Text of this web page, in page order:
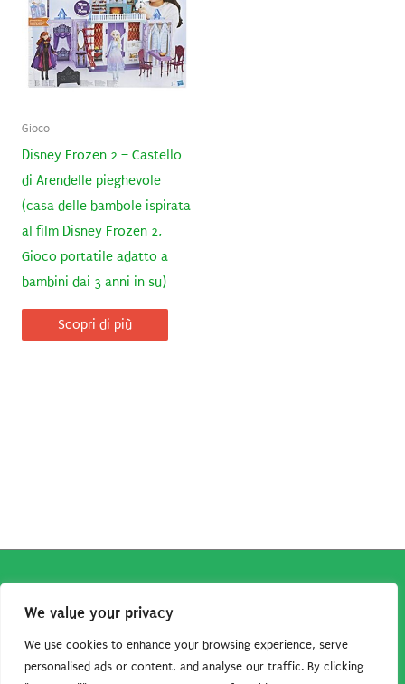
We value your privacy
We use cookies to enhance your browsing experience, serve
personalised ads or content, and analyse our traffic. By clicking
Gioco
Disney Frozen 2 – Castello
di Arendelle pieghevole
(casa delle bambole ispirata
al film Disney Frozen 2,
Gioco portatile adatto a
bambini dai 3 anni in su)
Scopri di più
associato Amazon percepisce dei ricavi da acquisti idonei.
Tutti i guadagni sono direttamente reinvestiti in questo sito
per continuare a condividere tutorial e risorse per gli amanti